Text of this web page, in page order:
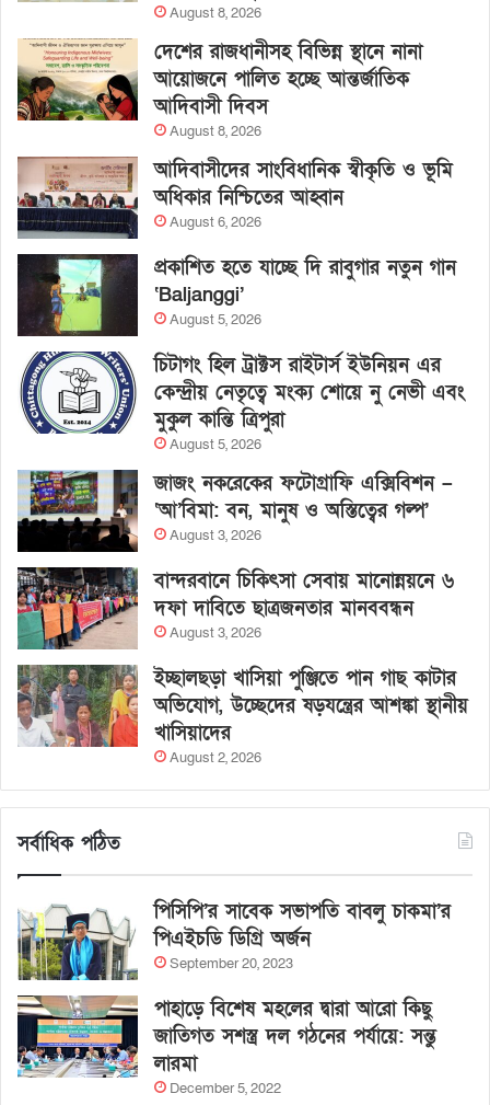
August 8, 2026
দেশের রাজধানীসহ বিভিন্ন স্থানে নানা
আয়োজনে পালিত হচ্ছে আন্তর্জাতিক
আদিবাসী দিবস
August 8, 2026
আদিবাসীদের সাংবিধানিক স্বীকৃতি ও ভূমি
অধিকার নিশ্চিতের আহ্বান
August 6, 2026
প্রকাশিত হতে যাচ্ছে দি রাবুগার নতুন গান
‘Baljanggi’
August 5, 2026
চিটাগং হিল ট্রাক্টস রাইটার্স ইউনিয়ন এর
কেন্দ্রীয় নেতৃত্বে মংক্য শোয়ে নু নেভী এবং
মুকুল কান্তি ত্রিপুরা
August 5, 2026
জাজং নকরেকের ফটোগ্রাফি এক্সিবিশন –
‘আ’বিমা: বন, মানুষ ও অস্তিত্বের গল্প’
August 3, 2026
বান্দরবানে চিকিৎসা সেবায় মানোন্নয়নে ৬
দফা দাবিতে ছাত্রজনতার মানববন্ধন
August 3, 2026
ইচ্ছালছড়া খাসিয়া পুঞ্জিতে পান গাছ কাটার
অভিযোগ, উচ্ছেদের ষড়যন্ত্রের আশঙ্কা স্থানীয়
খাসিয়াদের
August 2, 2026
সর্বাধিক পঠিত
পিসিপি’র সাবেক সভাপতি বাবলু চাকমা’র
পিএইচডি ডিগ্রি অর্জন
September 20, 2023
পাহাড়ে বিশেষ মহলের দ্বারা আরো কিছু
জাতিগত সশস্ত্র দল গঠনের পর্যায়ে: সন্তু
লারমা
December 5, 2022